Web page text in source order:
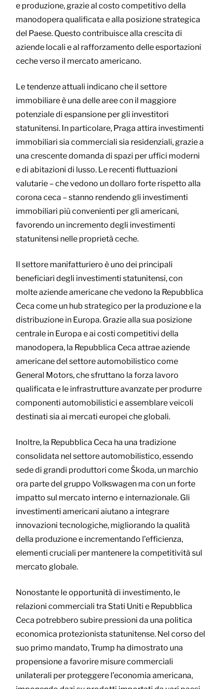
e produzione, grazie al costo competitivo della
manodopera qualificata e alla posizione strategica
del Paese. Questo contribuisce alla crescita di
aziende locali e al rafforzamento delle esportazioni
ceche verso il mercato americano.
Le tendenze attuali indicano che il settore
immobiliare è una delle aree con il maggiore
potenziale di espansione per gli investitori
statunitensi. In particolare, Praga attira investimenti
immobiliari sia commerciali sia residenziali, grazie a
una crescente domanda di spazi per uffici moderni
e di abitazioni di lusso. Le recenti fluttuazioni
valutarie – che vedono un dollaro forte rispetto alla
corona ceca – stanno rendendo gli investimenti
immobiliari più convenienti per gli americani,
favorendo un incremento degli investimenti
statunitensi nelle proprietà ceche.
Il settore manifatturiero è uno dei principali
beneficiari degli investimenti statunitensi, con
molte aziende americane che vedono la Repubblica
Ceca come un hub strategico per la produzione e la
distribuzione in Europa. Grazie alla sua posizione
centrale in Europa e ai costi competitivi della
manodopera, la Repubblica Ceca attrae aziende
americane del settore automobilistico come
General Motors, che sfruttano la forza lavoro
qualificata e le infrastrutture avanzate per produrre
componenti automobilistici e assemblare veicoli
destinati sia ai mercati europei che globali.
Inoltre, la Repubblica Ceca ha una tradizione
consolidata nel settore automobilistico, essendo
sede di grandi produttori come Škoda, un marchio
ora parte del gruppo Volkswagen ma con un forte
impatto sul mercato interno e internazionale. Gli
investimenti americani aiutano a integrare
innovazioni tecnologiche, migliorando la qualità
della produzione e incrementando l’efficienza,
elementi cruciali per mantenere la competitività sul
mercato globale.
Nonostante le opportunità di investimento, le
relazioni commerciali tra Stati Uniti e Repubblica
Ceca potrebbero subire pressioni da una politica
economica protezionista statunitense. Nel corso del
suo primo mandato, Trump ha dimostrato una
propensione a favorire misure commerciali
unilaterali per proteggere l’economia americana,